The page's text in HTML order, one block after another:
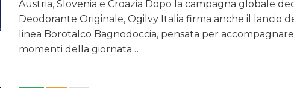
Austria, Slovenia e Croazia Dopo la campagna globale
Deodorante Originale, Ogilvy Italia firma anche il lancio
linea Borotalco Bagnodoccia, pensata per accompagnare
momenti della giornata…